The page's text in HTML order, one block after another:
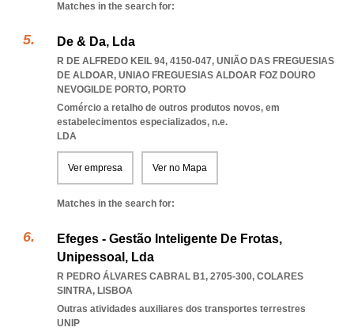
Matches in the search for:
De & Da, Lda
R DE ALFREDO KEIL 94, 4150-047, UNIÃO DAS FREGUESIAS
DE ALDOAR, UNIAO FREGUESIAS ALDOAR FOZ DOURO
NEVOGILDE PORTO, PORTO
Comércio a retalho de outros produtos novos, em
estabelecimentos especializados, n.e.
LDA
Ver empresa Ver no Mapa
Matches in the search for:
Efeges - Gestão Inteligente De Frotas,
Unipessoal, Lda
R PEDRO ÁLVARES CABRAL B1, 2705-300, COLARES
SINTRA, LISBOA
Outras atividades auxiliares dos transportes terrestres
UNIP